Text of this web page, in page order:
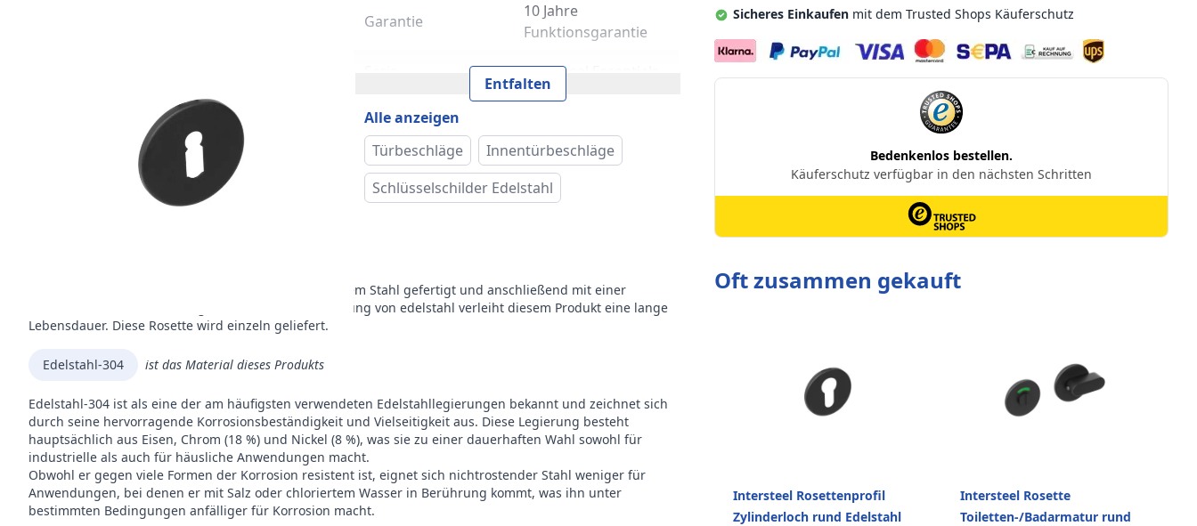
Garantie
10 Jahre
Funktionsgarantie
Intersteel Essentials
Inhalt der
Verpackung
für die Montage,
Wappenschild mit
Schlüsselloch
Marke
Intersteel
Entfalten
Alle anzeigen
Türbeschläge
Innentürbeschläge
Schlüsselschilder Edelstahl
Diese runde Rosette mit Schlüsselloch ist aus rostfreiem Stahl gefertigt und anschließend mit einer
mattschwarzen Beschichtung versehen. Die Verwendung von edelstahl verleiht diesem Produkt eine lange
Lebensdauer. Diese Rosette wird einzeln geliefert.
Edelstahl-304 ist das Material dieses Produkts
Edelstahl-304 ist als eine der am häufigsten verwendeten Edelstahllegierungen bekannt und zeichnet sich
durch seine hervorragende Korrosionsbeständigkeit und Vielseitigkeit aus. Diese Legierung besteht
hauptsächlich aus Eisen, Chrom (18 %) und Nickel (8 %), was sie zu einer dauerhaften Wahl sowohl für
industrielle als auch für häusliche Anwendungen macht.
Obwohl er gegen viele Formen der Korrosion resistent ist, eignet sich nichtrostender Stahl weniger für
Anwendungen, bei denen er mit Salz oder chloriertem Wasser in Berührung kommt, was ihn unter
bestimmten Bedingungen anfälliger für Korrosion macht.
Sicheres Einkaufen mit dem Trusted Shops Käuferschutz
Oft zusammen gekauft
Intersteel Rosettenprofil
Zylinderloch rund Edelstahl
Intersteel Rosette
Toiletten-/Badarmatur rund